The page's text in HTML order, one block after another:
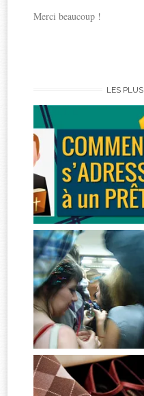
Merci beaucoup !
LES PLUS